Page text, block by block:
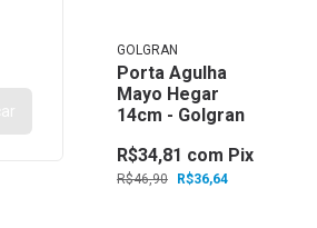
GOLGRAN
Porta Agulha
Mayo Hegar
14cm - Golgran
R$46,90 R$36,64
R$34,81 com Pix